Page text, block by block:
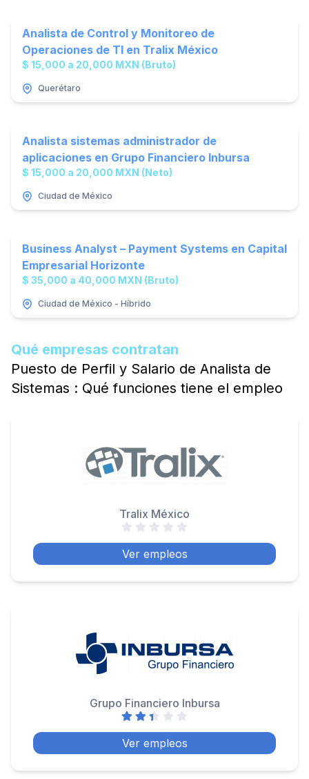
Analista de Control y Monitoreo de
Operaciones de TI en Tralix México
$ 15,000 a 20,000 MXN (Bruto)
Querétaro
Analista sistemas administrador de
aplicaciones en Grupo Financiero Inbursa
$ 15,000 a 20,000 MXN (Neto)
Ciudad de México
Business Analyst – Payment Systems en Capital
Empresarial Horizonte
$ 35,000 a 40,000 MXN (Bruto)
Ciudad de México - Híbrido
Qué empresas contratan
Puesto de Perfil y Salario de Analista de
Sistemas : Qué funciones tiene el empleo
Tralix México
Ver empleos
Grupo Financiero Inbursa
Ver empleos